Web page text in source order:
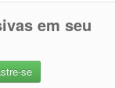
em seu